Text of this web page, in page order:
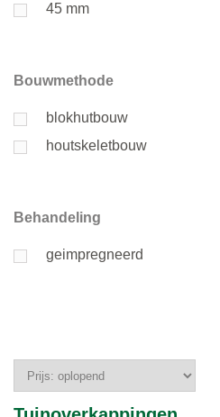
45 mm
Bouwmethode
blokhutbouw
houtskeletbouw
Behandeling
geimpregneerd